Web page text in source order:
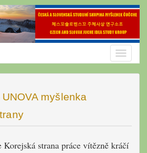
Toggle
myšlenka
Korejská strana práce vítězně kráčí